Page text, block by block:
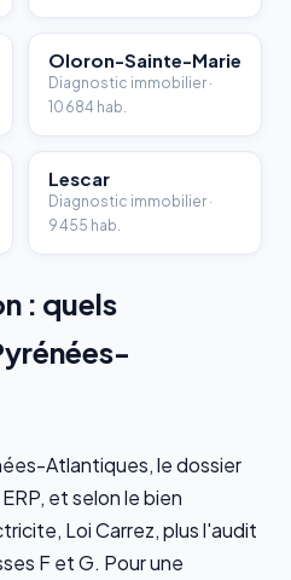
Oloron-Sainte-Marie
Diagnostic immobilier ·
10 684 hab.
Lescar
Diagnostic immobilier ·
9 455 hab.
: quels
Atlantiques, le dossier
et selon le bien
Loi Carrez, plus l'audit
F et G. Pour une